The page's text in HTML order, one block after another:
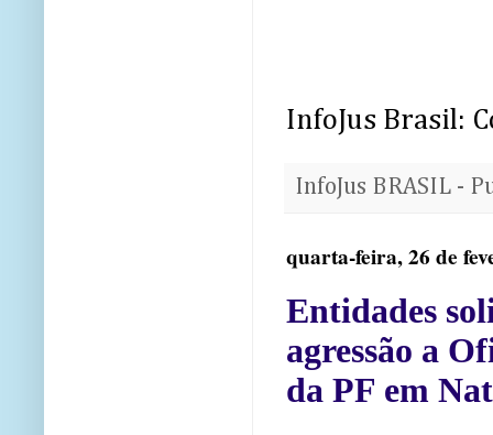
InfoJus Brasil:
InfoJus BRASIL -
quarta-feira, 26 de
Entidades
agressão a
da PF em